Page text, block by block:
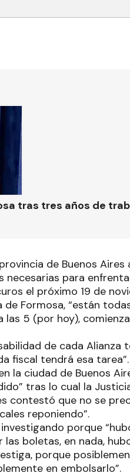
tras tres años de
de Buenos Aires
necesarias para
el próximo 19 de
Formosa, “están
las 5 (por hoy),
de cada Alianza
fiscal tendrá esa tarea”.
la ciudad de Buenos
tras lo cual la
contestó que no se
reponiendo”.
porque
boletas, en nada,
porque
en embolsarlo”.